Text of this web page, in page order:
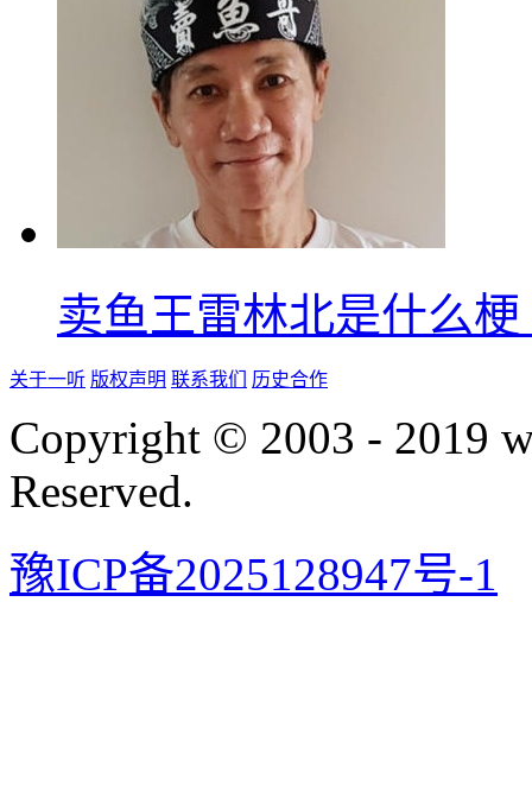
卖鱼王雷林北是什么
关于一听 版权声明 联系我们 历史合作
Copyright © 2003 - 2019
Reserved.
豫ICP备2025128947号-1